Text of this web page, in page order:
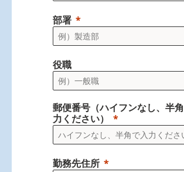
部署
役職
郵便番号（ハイフンなし、半
力ください）
勤務先住所